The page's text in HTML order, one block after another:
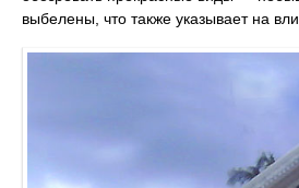
выбелены, что также указывает на